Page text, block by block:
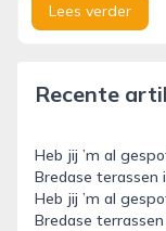
Lees verder
Recente
Heb jij ’m al
Bredase terassen
Heb jij ’m al
Bredase